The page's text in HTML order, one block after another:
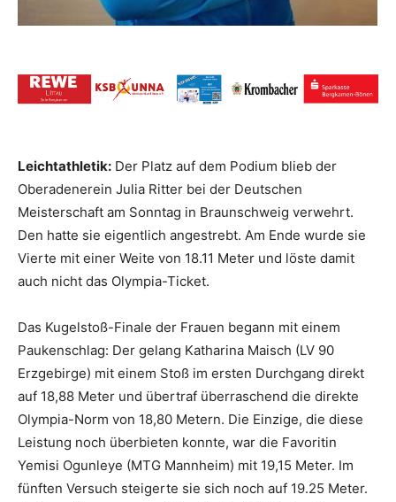
Leichtathletik: Der Platz auf dem Podium blieb der
Oberadenerein Julia Ritter bei der Deutschen
Meisterschaft am Sonntag in Braunschweig verwehrt.
Den hatte sie eigentlich angestrebt. Am Ende wurde sie
Vierte mit einer Weite von 18.11 Meter und löste damit
auch nicht das Olympia-Ticket.
Das Kugelstoß-Finale der Frauen begann mit einem
Paukenschlag: Der gelang Katharina Maisch (LV 90
Erzgebirge) mit einem Stoß im ersten Durchgang direkt
auf 18,88 Meter und übertraf überraschend die direkte
Olympia-Norm von 18,80 Metern. Die Einzige, die diese
Leistung noch überbieten konnte, war die Favoritin
Yemisi Ogunleye (MTG Mannheim) mit 19,15 Meter. Im
fünften Versuch steigerte sie sich noch auf 19.25 Meter.